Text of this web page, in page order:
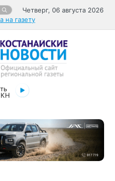
Четверг, 06 августа 2026
на газету
КН